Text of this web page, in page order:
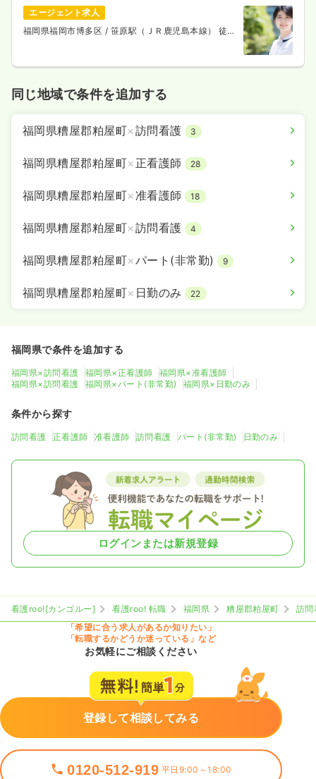
エージェント求人
福岡県福岡市博多区 / 笹原駅（ＪＲ鹿児島本線） 徒歩
同じ地域で条件を追加する
福岡県糟屋郡粕屋町×訪問看護 3
福岡県糟屋郡粕屋町× 正看護師 28
福岡県糟屋郡粕屋町×准看護師 18
福岡県糟屋郡粕屋町×訪問看護 4
福岡県糟屋郡粕屋町×パート(非常勤) 9
福岡県糟屋郡粕屋町× 日勤のみ 22
福岡県で条件を追加する
福岡県×訪問看護 福岡県×正看護師
福岡県×准看護師
福岡県×訪問看護
福岡県×パート(非常勤) 福岡県×日勤のみ
条件から探す
訪問看護 正看護師 准看護師 訪問看護 パート(非常勤) 日勤のみ
ログインまたは新規登録
看護roo![カンゴルー] 看護roo! 転職 福岡県 糟屋郡粕屋町
訪問
「希望に合う求人があるか知りたい」
「転職するかどうか迷っている」など
お気軽にご相談ください
登録して相談してみる
0120-512-919 平日9:00～18:00